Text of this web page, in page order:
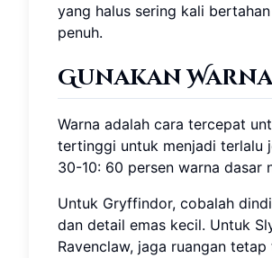
yang halus sering kali
penuh.
Gunakan
Warna adalah cara tercepat
tertinggi untuk menjadi terlalu
30-10: 60 persen warna dasar
Untuk Gryffindor, cobalah
dan detail emas kecil. Untuk
Ravenclaw, jaga ruangan